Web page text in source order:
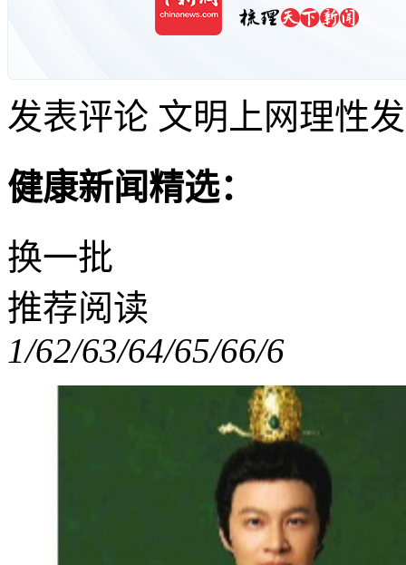
发表评论 文明上网理性
健康新闻精选：
换一批
推荐阅读
1/62/63/64/65/66/6